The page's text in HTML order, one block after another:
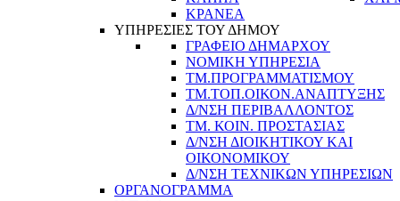
ΚΡΑΝΕΑ
ΥΠΗΡΕΣΙΕΣ ΤΟΥ ΔΗΜΟΥ
ΓΡΑΦΕΙΟ ΔΗΜΑΡΧΟΥ
ΝΟΜΙΚΗ ΥΠΗΡΕΣΙΑ
ΤΜ.ΠΡΟΓΡΑΜΜΑΤΙΣΜΟΥ
ΤΜ.ΤΟΠ.ΟΙΚΟΝ.ΑΝΑΠΤΥΞΗΣ
Δ/ΝΣΗ ΠΕΡΙΒΑΛΛΟΝΤΟΣ
ΤΜ. ΚΟΙΝ. ΠΡΟΣΤΑΣΙΑΣ
Δ/ΝΣΗ ΔΙΟΙΚΗΤΙΚΟΥ ΚΑΙ
ΟΙΚΟΝΟΜΙΚΟΥ
Δ/ΝΣΗ ΤΕΧΝΙΚΩΝ ΥΠΗΡΕΣΙΩΝ
ΟΡΓΑΝΟΓΡΑΜΜΑ